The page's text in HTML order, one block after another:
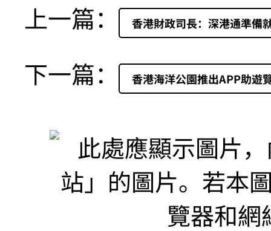
上一篇： 香港財政司長：深港通準備
下一篇： 香港海洋公園推出APP助遊